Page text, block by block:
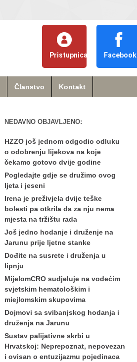
Pristupnica Facebook
Članstvo Kontakt
NEDAVNO OBJAVLJENO:
HZZO još jednom odgodio odluku
o odobrenju lijekova na koje
čekamo gotovo dvije godine
Pogledajte gdje se družimo ovog
ljeta i jeseni
Irena je preživjela dvije teške
bolesti pa otkrila da za nju nema
mjesta na tržištu rada
Još jedno hodanje i druženje na
Jarunu prije ljetne stanke
Dođite na susrete i druženja u
lipnju
MijelomCRO sudjeluje na vodećim
svjetskim hematološkim i
miejlomskim skupovima
Dojmovi sa svibanjskog hodanja i
druženja na Jarunu
Sustav palijativne skrbi u
Hrvatskoj: Neprepoznat, nepovezan
i ovisan o entuzijazmu pojedinaca